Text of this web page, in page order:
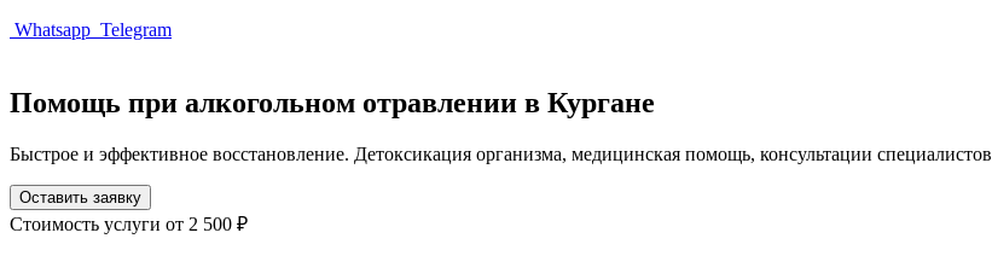
Whatsapp Telegram
Помощь при алкогольном отравлении в Кургане
Быстрое и эффективное восстановление. Детоксикация организма, медицинская помощь, консультации специалистов
Оставить заявку
Стоимость услуги от 2 500 ₽